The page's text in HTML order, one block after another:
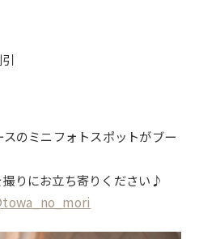
のミニフォトスポットがブー
りにお立ち寄りください♪